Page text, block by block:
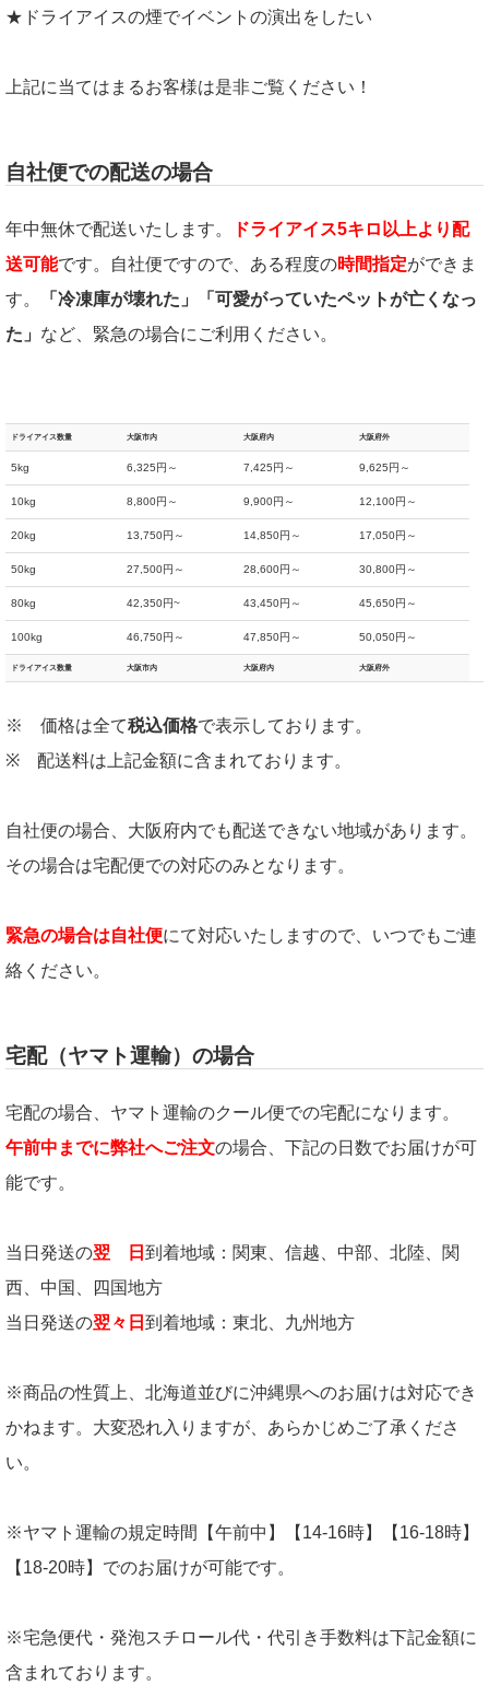
★ドライアイスの煙でイベントの演出をしたい
上記に当てはまるお客様は是非ご覧ください！
自社便での配送の場合
年中無休で配送いたします。
ドライアイス5キロ以上より配
送可能です。自社便ですので、ある程度の時間指定ができま
す。
「冷凍庫が壊れた」「可愛がっていたペットが亡くなっ
た」 など、緊急の場合にご利用ください。
ドライアイス数量 大阪市内 大阪府内 大阪府外
5kg 6,325円～ 7,425円～ 9,625円～
10kg 8,800円～ 9,900円～ 12,100円～
20kg 13,750円～ 14,850円～ 17,050円～
50kg 27,500円～ 28,600円～ 30,800円～
80kg 42,350円~ 43,450円～ 45,650円～
100kg 46,750円～ 47,850円～ 50,050円～
ドライアイス数量 大阪市内 大阪府内 大阪府外
※ 価格は全て税込価格で表示しております。
※ 配送料は上記金額に含まれております。
自社便の場合、大阪府内でも配送できない地域があります。
その場合は宅配便での対応のみとなります。
緊急の場合は自社便にて対応いたしますので、いつでもご連
絡ください。
宅配（ヤマト運輸）の場合
宅配の場合、ヤマト運輸のクール便での宅配になります。
午前中までに弊社へご注文の場合、下記の日数でお届けが可
能です。
当日発送の翌 日 到着地域：関東、信越、中部、北陸、関
西、中国、四国地方
当日発送の翌々日 到着地域：東北、九州地方
※商品の性質上、北海道並びに沖縄県へのお届けは対応でき
かねます。大変恐れ入りますが、あらかじめご了承くださ
い。
※ヤマト運輸の規定時間【午前中】【14-16時】【16-18時】
【18-20時】でのお届けが可能です。
※宅急便代・発泡スチロール代・代引き手数料は下記金額に
含まれております。